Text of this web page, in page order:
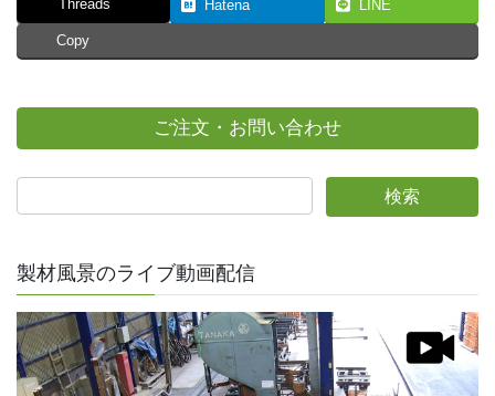
Threads Hatena LINE
Copy
ご注文・お問い合わせ
製材風景のライブ動画配信